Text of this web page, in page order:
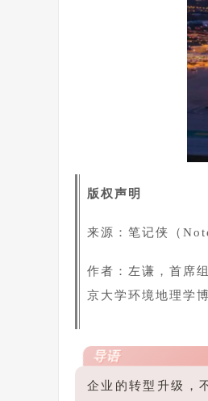
版权声明
来源：笔记侠（
作者：左谦，首席
京大学环境地理学博
导语
企业的转型升级，